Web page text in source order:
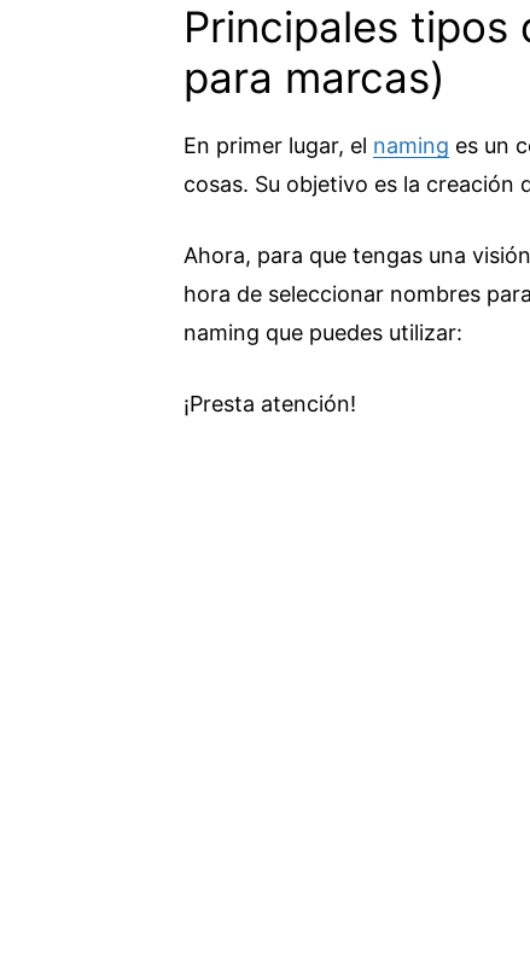
Principales tipos
para marcas)
En primer lugar, el naming es un
cosas. Su objetivo es la creación
Ahora, para que tengas una
hora de seleccionar nombres
naming que puedes utilizar:
¡Presta atención!